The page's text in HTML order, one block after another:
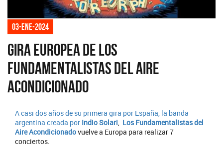
03-ene-2024
Gira europea de Los
Fundamentalistas del Aire
Acondicionado
A casi dos años de su primera gira por España, la banda
argentina creada por Indio Solari, Los Fundamentalistas del
Aire Acondicionadovuelve a Europa para realizar 7
conciertos.